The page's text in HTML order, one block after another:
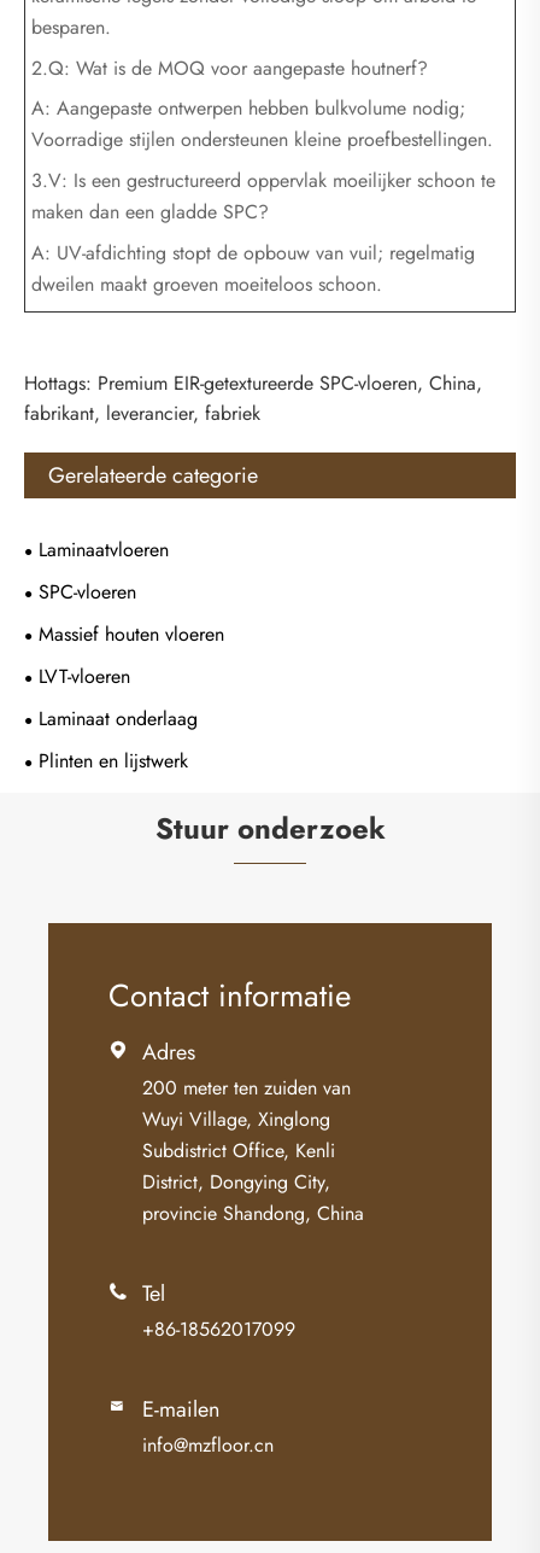
besparen.
2.Q: Wat is de MOQ voor aangepaste houtnerf?
A: Aangepaste ontwerpen hebben bulkvolume nodig;
Voorradige stijlen ondersteunen kleine proefbestellingen.
3.V: Is een gestructureerd oppervlak moeilijker schoon te
maken dan een gladde SPC?
A: UV-afdichting stopt de opbouw van vuil; regelmatig
dweilen maakt groeven moeiteloos schoon.
Hottags: Premium EIR-getextureerde SPC-vloeren, China,
fabrikant, leverancier, fabriek
Gerelateerde categorie
Laminaatvloeren
SPC-vloeren
Massief houten vloeren
LVT-vloeren
Laminaat onderlaag
Plinten en lijstwerk
Stuur onderzoek
Contact informatie
 Adres
200 meter ten zuiden van
Wuyi Village, Xinglong
Subdistrict Office, Kenli
District, Dongying City,
provincie Shandong, China
 Tel
+86-18562017099
 E-mailen
info@mzfloor.cn